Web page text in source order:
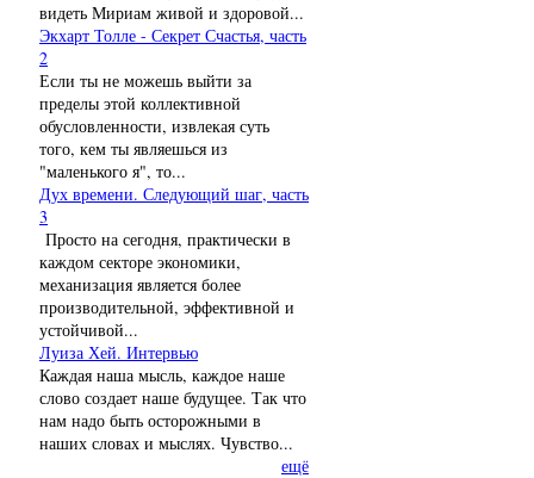
видеть Мириам живой и здоровой...
Экхарт Толле - Секрет Счастья, часть
2
Если ты не можешь выйти за
пределы этой коллективной
обусловленности, извлекая суть
того, кем ты являешься из
"маленького я", то...
Дух времени. Следующий шаг, часть
3
Просто на сегодня, практически в
каждом секторе экономики,
механизация является более
производительной, эффективной и
устойчивой...
Луиза Хей. Интервью
Каждая наша мысль, каждое наше
слово создает наше будущее. Так что
нам надо быть осторожными в
наших словах и мыслях. Чувство...
ещё